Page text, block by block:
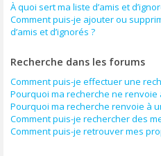
À quoi sert ma liste d’amis et
Comment puis-je ajouter ou
d’amis et d’ignorés ?
Recherche dans les forums
Comment puis-je effectuer une
Pourquoi ma recherche ne renvoie
Pourquoi ma recherche renvoie à
Comment puis-je rechercher des
Comment puis-je retrouver mes